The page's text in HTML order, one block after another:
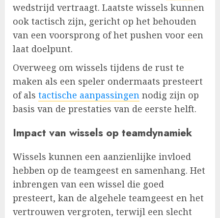
wedstrijd vertraagt. Laatste wissels kunnen
ook tactisch zijn, gericht op het behouden
van een voorsprong of het pushen voor een
laat doelpunt.
Overweeg om wissels tijdens de rust te
maken als een speler ondermaats presteert
of als tactische aanpassingen nodig zijn op
basis van de prestaties van de eerste helft.
Impact van wissels op teamdynamiek
Wissels kunnen een aanzienlijke invloed
hebben op de teamgeest en samenhang. Het
inbrengen van een wissel die goed
presteert, kan de algehele teamgeest en het
vertrouwen vergroten, terwijl een slecht